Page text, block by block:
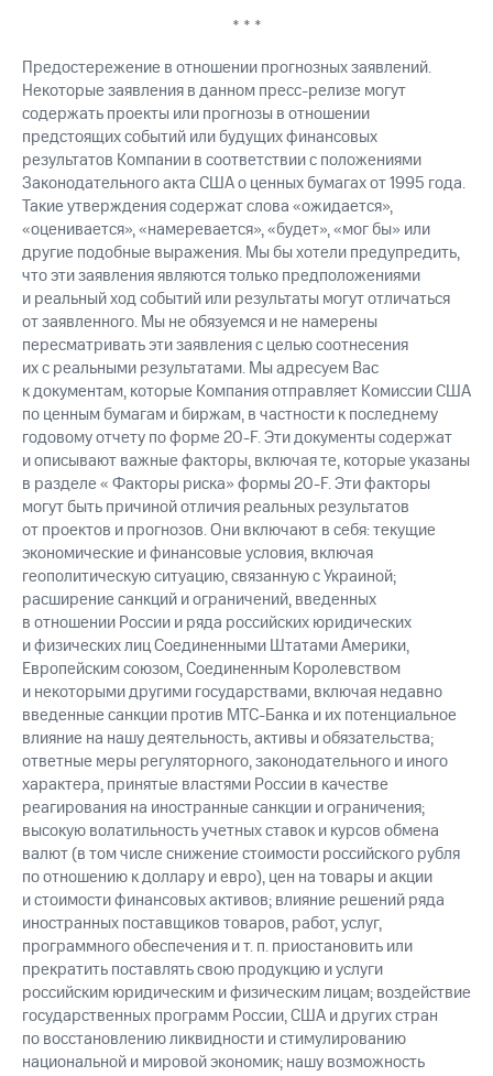
* * *
Предостережение в отношении прогнозных заявлений.
Некоторые заявления в данном пресс-релизе могут
содержать проекты или прогнозы в отношении
предстоящих событий или будущих финансовых
результатов Компании в соответствии с положениями
Законодательного акта США о ценных бумагах от 1995 года.
Такие утверждения содержат слова «ожидается»,
«оценивается», «намеревается», «будет», «мог бы» или
другие подобные выражения. Мы бы хотели предупредить,
что эти заявления являются только предположениями
и реальный ход событий или результаты могут отличаться
от заявленного. Мы не обязуемся и не намерены
пересматривать эти заявления с целью соотнесения
их с реальными результатами. Мы адресуем Вас
к документам, которые Компания отправляет Комиссии США
по ценным бумагам и биржам, в частности к последнему
годовому отчету по форме 20-F. Эти документы содержат
и описывают важные факторы, включая те, которые указаны
в разделе « Факторы риска» формы 20-F. Эти факторы
могут быть причиной отличия реальных результатов
от проектов и прогнозов. Они включают в себя: текущие
экономические и финансовые условия, включая
геополитическую ситуацию, связанную с Украиной;
расширение санкций и ограничений, введенных
в отношении России и ряда российских юридических
и физических лиц Соединенными Штатами Америки,
Европейским союзом, Соединенным Королевством
и некоторыми другими государствами, включая недавно
введенные санкции против МТС-Банка и их потенциальное
влияние на нашу деятельность, активы и обязательства;
ответные меры регуляторного, законодательного и иного
характера, принятые властями России в качестве
реагирования на иностранные санкции и ограничения;
высокую волатильность учетных ставок и курсов обмена
валют (в том числе снижение стоимости российского рубля
по отношению к доллару и евро), цен на товары и акции
и стоимости финансовых активов; влияние решений ряда
иностранных поставщиков товаров, работ, услуг,
программного обеспечения и т. п. приостановить или
прекратить поставлять свою продукцию и услуги
российским юридическим и физическим лицам; воздействие
государственных программ России, США и других стран
по восстановлению ликвидности и стимулированию
национальной и мировой экономик; нашу возможность